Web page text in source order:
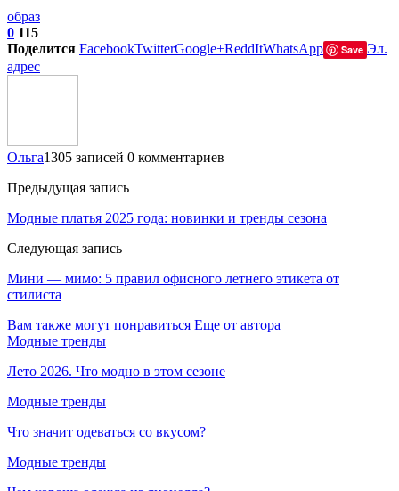
образ
0 115
Поделится FacebookTwitterGoogle+ReddItWhatsApp Save Эл.
адрес
Ольга1305 записей 0 комментариев
Предыдущая запись
Модные платья 2025 года: новинки и тренды сезона
Следующая запись
Мини — мимо: 5 правил офисного летнего этикета от
стилиста
Вам также могут понравиться Еще от автора
Модные тренды
Лето 2026. Что модно в этом сезоне
Модные тренды
Что значит одеваться со вкусом?
Модные тренды